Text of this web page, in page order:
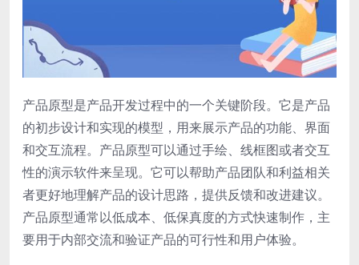
产品原型是产品开发过程中的一个关键阶段。它是产品
的初步设计和实现的模型，用来展示产品的功能、界面
和交互流程。产品原型可以通过手绘、线框图或者交互
性的演示软件来呈现。它可以帮助产品团队和利益相关
者更好地理解产品的设计思路，提供反馈和改进建议。
产品原型通常以低成本、低保真度的方式快速制作，主
要用于内部交流和验证产品的可行性和用户体验。